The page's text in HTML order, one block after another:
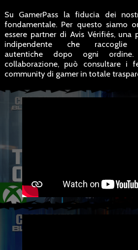
Su GamerPass la fiducia dei
fondamentale. Per questo siamo
essere partner di Avis Vérifiés, una
indipendente che raccoglie
autentiche dopo ogni
collaborazione, può consultare i
community di gamer in totale